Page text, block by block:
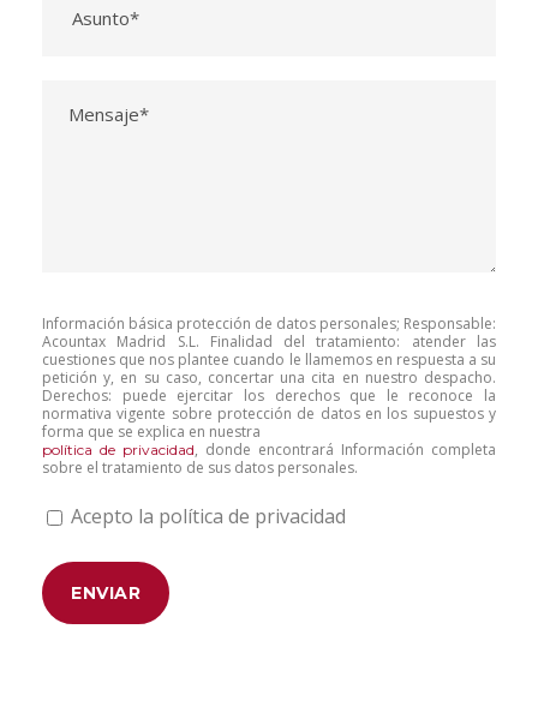
Información básica protección de datos personales; Responsable:
Acountax Madrid S.L. Finalidad del tratamiento: atender las
cuestiones que nos plantee cuando le llamemos en respuesta a su
petición y, en su caso, concertar una cita en nuestro despacho.
Derechos: puede ejercitar los derechos que le reconoce la
normativa vigente sobre protección de datos en los supuestos y
forma que se explica en nuestra
política de privacidad, donde encontrará Información completa
sobre el tratamiento de sus datos personales.
Acepto la política de privacidad